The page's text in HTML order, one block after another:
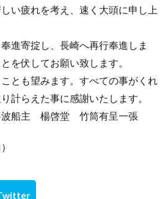
い疲れを考え、速く大頭に申し上
進寄掟し、長崎へ再行奉進しま
を伏してお願い致します。
とも望みます。すべての事がくれ
計らえた事に感謝いたします。
船主 楊啓堂 竹筒有呈一張